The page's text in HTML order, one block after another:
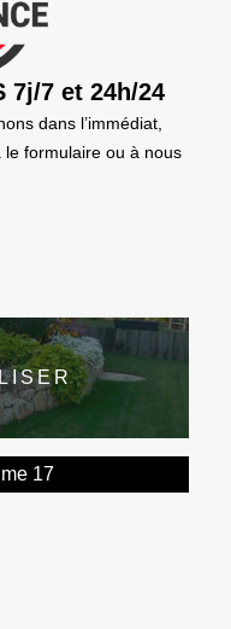
7j/7 et 24h/24
dans l’immédiat,
le formulaire ou à nous
17